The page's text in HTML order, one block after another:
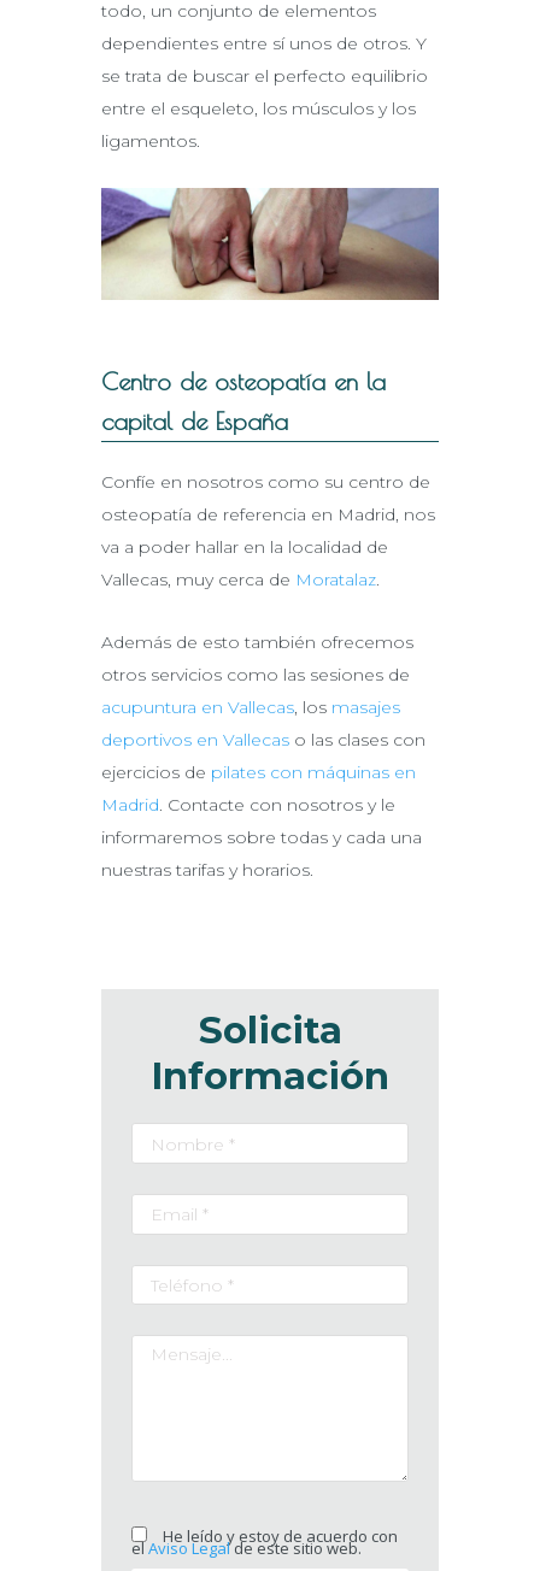
todo, un conjunto de elementos
dependientes entre sí unos de otros. Y
se trata de buscar el perfecto equilibrio
entre el esqueleto, los músculos y los
ligamentos.
Centro de osteopatía en la
capital de España
Confíe en nosotros como su centro de
osteopatía de referencia en Madrid, nos
va a poder hallar en la localidad de
Vallecas, muy cerca de Moratalaz.
Además de esto también ofrecemos
otros servicios como las sesiones de
acupuntura en Vallecas, los masajes
deportivos en Vallecas o las clases con
ejercicios de pilates con máquinas en
Madrid. Contacte con nosotros y le
informaremos sobre todas y cada una
nuestras tarifas y horarios.
Solicita
Información
He leído y estoy de acuerdo con
elAviso Legalde este sitio web.